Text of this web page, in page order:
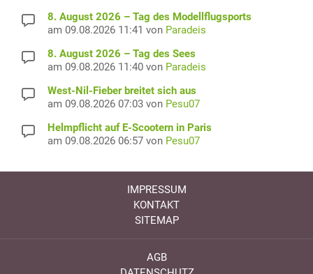
8. August 2026 – Tag des Modellflugsports
am 09.08.2026 11:41 von Paradeis
8. August 2026 – Tag des Sees
am 09.08.2026 11:40 von Paradeis
West-Nil-Fieber breitet sich aus
am 09.08.2026 07:03 von Pesu07
Helmpflicht auf E-Scootern in Paris
am 09.08.2026 06:57 von Pesu07
IMPRESSUM
KONTAKT
SITEMAP
AGB